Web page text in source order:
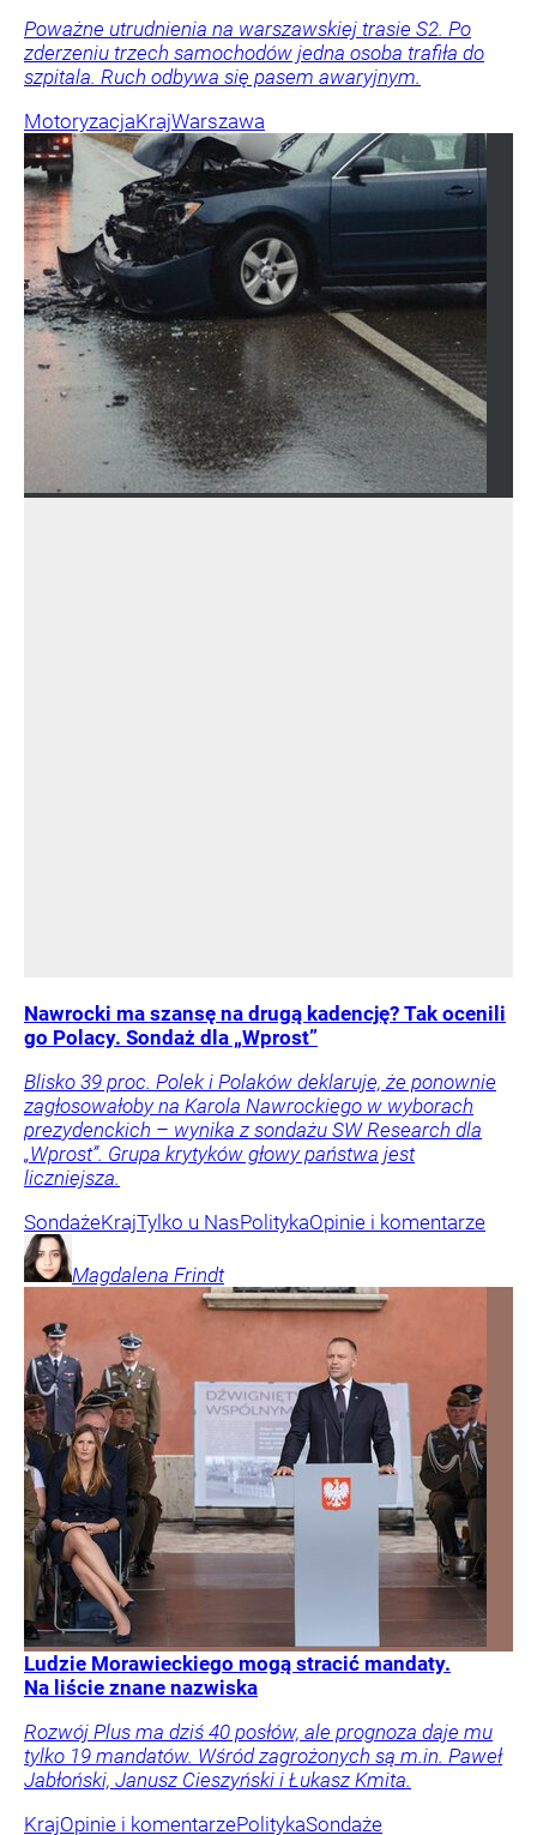
Poważne utrudnienia na warszawskiej trasie S2. Po
zderzeniu trzech samochodów jedna osoba trafiła do
szpitala. Ruch odbywa się pasem awaryjnym.
MotoryzacjaKrajWarszawa
Nawrocki ma szansę na drugą kadencję? Tak ocenili
go Polacy. Sondaż dla „Wprost”
Blisko 39 proc. Polek i Polaków deklaruje, że ponownie
zagłosowałoby na Karola Nawrockiego w wyborach
prezydenckich – wynika z sondażu SW Research dla
„Wprost”. Grupa krytyków głowy państwa jest
liczniejsza.
SondażeKrajTylko u NasPolitykaOpinie i komentarze
Magdalena Frindt
Ludzie Morawieckiego mogą stracić mandaty.
Na liście znane nazwiska
Rozwój Plus ma dziś 40 posłów, ale prognoza daje mu
tylko 19 mandatów. Wśród zagrożonych są m.in. Paweł
Jabłoński, Janusz Cieszyński i Łukasz Kmita.
KrajOpinie i komentarzePolitykaSondaże